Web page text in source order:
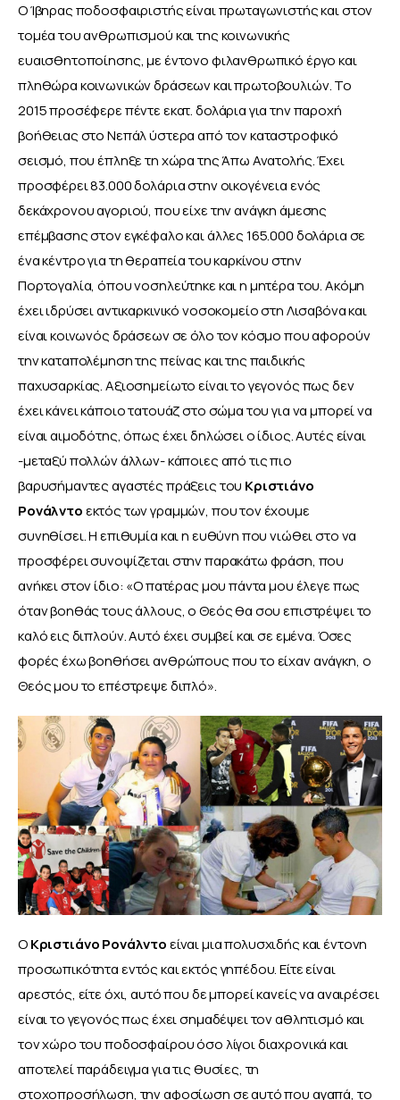
Ο Ίβηρας ποδοσφαιριστής είναι πρωταγωνιστής και στον
τομέα του ανθρωπισμού και της κοινωνικής
ευαισθητοποίησης, με έντονο φιλανθρωπικό έργο και
πληθώρα κοινωνικών δράσεων και πρωτοβουλιών. Το
2015 προσέφερε πέντε εκατ. δολάρια για την παροχή
βοήθειας στο Νεπάλ ύστερα από τον καταστροφικό
σεισμό, που έπληξε τη χώρα της Άπω Ανατολής. Έχει
προσφέρει 83.000 δολάρια στην οικογένεια ενός
δεκάχρονου αγοριού, που είχε την ανάγκη άμεσης
επέμβασης στον εγκέφαλο και άλλες 165.000 δολάρια σε
ένα κέντρο για τη θεραπεία του καρκίνου στην
Πορτογαλία, όπου νοσηλεύτηκε και η μητέρα του. Ακόμη
έχει ιδρύσει αντικαρκινικό νοσοκομείο στη Λισαβόνα και
είναι κοινωνός δράσεων σε όλο τον κόσμο που αφορούν
την καταπολέμηση της πείνας και της παιδικής
παχυσαρκίας. Αξιοσημείωτο είναι το γεγονός πως δεν
έχει κάνει κάποιο τατουάζ στο σώμα του για να μπορεί να
είναι αιμοδότης, όπως έχει δηλώσει ο ίδιος. Αυτές είναι
-μεταξύ πολλών άλλων- κάποιες από τις πιο
βαρυσήμαντες αγαστές πράξεις του Κριστιάνο
Ρονάλντο εκτός των γραμμών, που τον έχουμε
συνηθίσει. Η επιθυμία και η ευθύνη που νιώθει στο να
προσφέρει συνοψίζεται στην παρακάτω φράση, που
ανήκει στον ίδιο: «Ο πατέρας μου πάντα μου έλεγε πως
όταν βοηθάς τους άλλους, ο Θεός θα σου επιστρέψει το
καλό εις διπλούν. Αυτό έχει συμβεί και σε εμένα. Όσες
φορές έχω βοηθήσει ανθρώπους που το είχαν ανάγκη, ο
Θεός μου το επέστρεψε διπλό».
Ο Κριστιάνο Ρονάλντο είναι μια πολυσχιδής και έντονη
προσωπικότητα εντός και εκτός γηπέδου. Είτε είναι
αρεστός, είτε όχι, αυτό που δε μπορεί κανείς να αναιρέσει
είναι το γεγονός πως έχει σημαδέψει τον αθλητισμό και
τον χώρο του ποδοσφαίρου όσο λίγοι διαχρονικά και
αποτελεί παράδειγμα για τις θυσίες, τη
στοχοπροσήλωση, την αφοσίωση σε αυτό που αγαπά, το